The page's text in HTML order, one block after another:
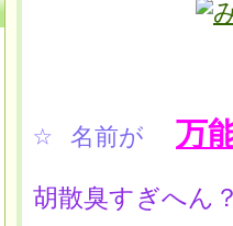
☆ 名前が 万
胡散臭すぎへ